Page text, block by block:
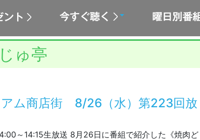
ゅ亭
ム商店街 8/26（水）第223回放
～14:15生放送 8月26日に番組で紹介した《焼肉ど